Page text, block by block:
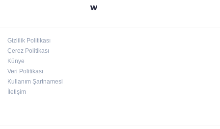
Emre Bildirici ve Emine Koruer’in mutlu
Gizlilik Politikası
Çerez Politikası
Künye
Veri Politikası
Kullanım Şartnamesi
İletişim